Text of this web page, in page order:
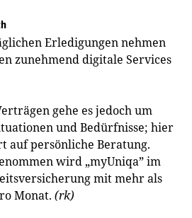
Erledigungen nehmen
zunehmend digitale Services
gehe es jedoch um
und Bedürfnisse; hier
auf persönliche Beratung.
wird „myUniqa” im
mit mehr als
Monat. (rk)